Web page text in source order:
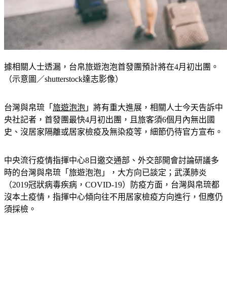
據相關人士透漏，台帛旅遊泡泡首發團預計將在4月初出團。
（示意圖／shutterstock達志影像）
台灣與帛琉「 旅遊泡泡 」將有重大進展，相關人士今天告訴中
央社記者，首發團最快4月初出團，且旅客須6個月內無出國
史、沒居家隔離或居家檢疫及無染疫等，細節仍待官方宣布。
中央流行疫情指揮中心8日邀交通部、外交部開會討論研議多
時的台灣與帛琉「旅遊泡泡」，大方向已談定；武漢肺炎
（2019冠狀病毒疾病，COVID-19）防疫方面，台灣與帛琉都
沒本土疫情，指揮中心傾向往不用居家檢疫方向進行，但應仍
須採檢。